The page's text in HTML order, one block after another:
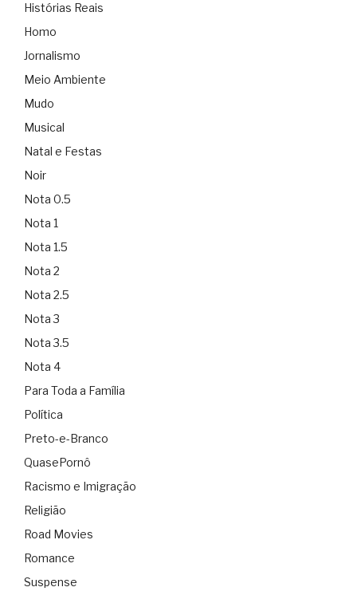
Histórias Reais
Homo
Jornalismo
Meio Ambiente
Mudo
Musical
Natal e Festas
Noir
Nota 0.5
Nota 1
Nota 1.5
Nota 2
Nota 2.5
Nota 3
Nota 3.5
Nota 4
Para Toda a Família
Política
Preto-e-Branco
QuasePornô
Racismo e Imigração
Religião
Road Movies
Romance
Suspense